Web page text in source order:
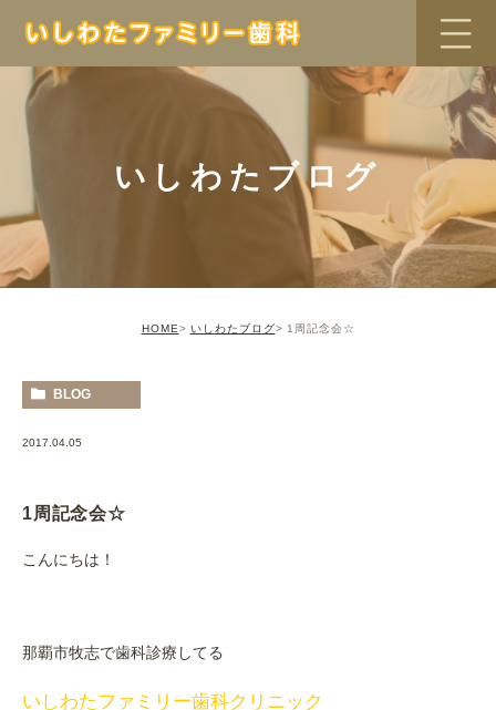
いしわたブログ
HOME いしわたブログ 1周記念会☆
BLOG
2017.04.05
1周記念会☆
こんにちは！
那覇市牧志で歯科診療してる
いしわたファミリー歯科クリニック